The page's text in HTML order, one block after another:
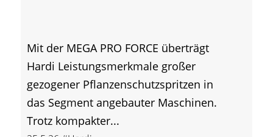
Mit der MEGA PRO FORCE überträgt
Hardi Leistungsmerkmale großer
gezogener Pflanzenschutzspritzen in
das Segment angebauter Maschinen.
Trotz kompakter...